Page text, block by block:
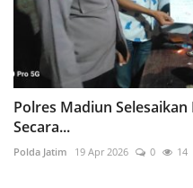
Polres Madiun
Secara...
Polda Jatim 19 Apr 2026 0 14